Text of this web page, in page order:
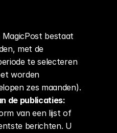
bestaat
met de
te selecteren
worden
zes maanden).
de publicaties:
van een lijst of
berichten. U